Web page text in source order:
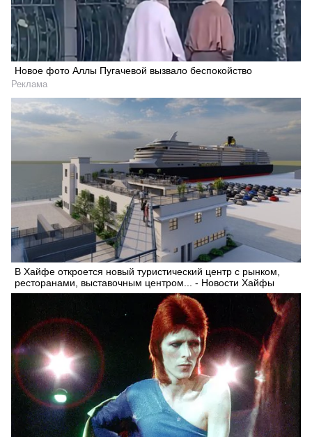
Новое фото Аллы Пугачевой вызвало беспокойство
Реклама
В Хайфе откроется новый туристический центр с рынком,
ресторанами, выставочным центром... - Новости Хайфы